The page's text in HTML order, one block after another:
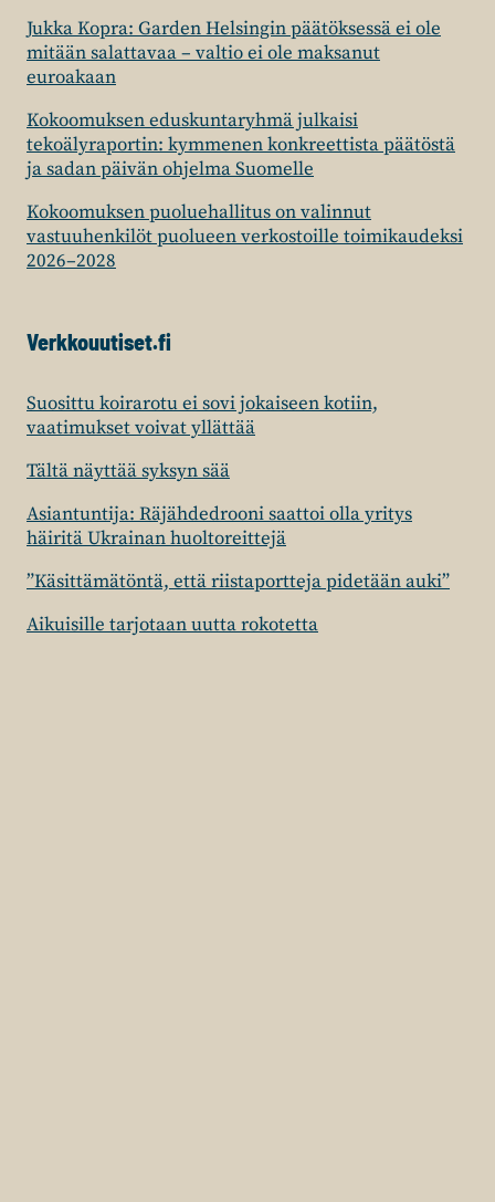
Jukka Kopra: Garden Helsingin päätöksessä ei ole
mitään salattavaa – valtio ei ole maksanut
euroakaan
Kokoomuksen eduskuntaryhmä julkaisi
tekoälyraportin: kymmenen konkreettista päätöstä
ja sadan päivän ohjelma Suomelle
Kokoomuksen puoluehallitus on valinnut
vastuuhenkilöt puolueen verkostoille toimikaudeksi
2026–2028
Verkkouutiset.fi
Suosittu koirarotu ei sovi jokaiseen kotiin,
vaatimukset voivat yllättää
Tältä näyttää syksyn sää
Asiantuntija: Räjähdedrooni saattoi olla yritys
häiritä Ukrainan huoltoreittejä
”Käsittämätöntä, että riistaportteja pidetään auki”
Aikuisille tarjotaan uutta rokotetta